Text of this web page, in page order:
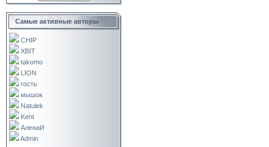
Самые активные авторы
CHIP
XBIT
takomo
LION
гость
мышок
Natulek
Kent
АленаИ
Admin